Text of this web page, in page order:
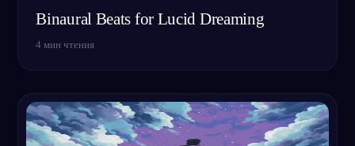
Binaural Beats for Lucid Dreaming
4 мин чтения